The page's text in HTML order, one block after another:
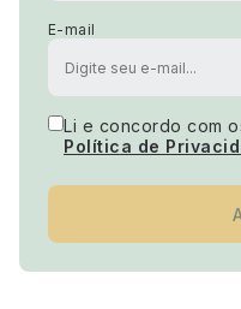
E-mail
Li e concordo com
Política de